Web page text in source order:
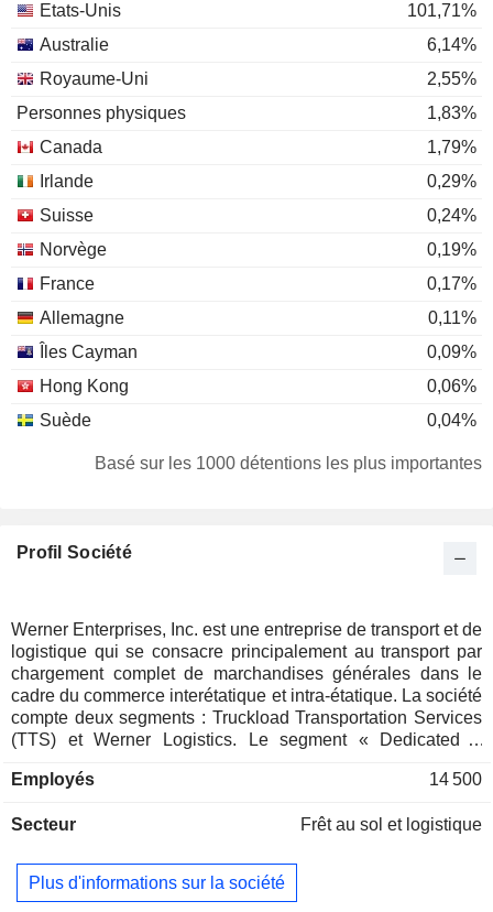
Etats-Unis
101,71%
Australie
6,14%
Royaume-Uni
2,55%
Personnes physiques
1,83%
Canada
1,79%
Irlande
0,29%
Suisse
0,24%
Norvège
0,19%
France
0,17%
Allemagne
0,11%
Îles Cayman
0,09%
Hong Kong
0,06%
Suède
0,04%
Singapour
0,03%
Basé sur les 1000 détentions les plus importantes
Profil Société
Werner Enterprises, Inc. est une entreprise de transport et de
logistique qui se consacre principalement au transport par
chargement complet de marchandises générales dans le
cadre du commerce interétatique et intra-étatique. La société
compte deux segments : Truckload Transportation Services
(TTS) et Werner Logistics. Le segment « Dedicated »
dédiés à un client spécifique, généralement un centre de
soit des remorques fourgons, soit des remorques
l’exploitation de flottes, à savoir la flotte de fourgons pour le
transport sur des trajets de moyenne à longue distance, la
Employés 14 500
Secteur Frêt au sol et logistique
Plus d'informations sur la société